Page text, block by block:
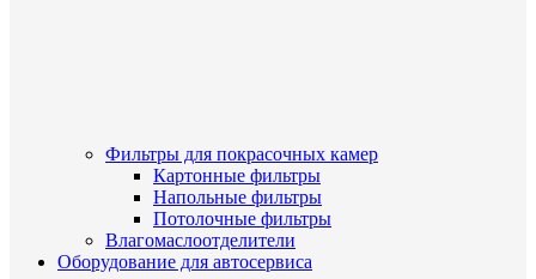
Фильтры для покрасочных камер
Картонные фильтры
Напольные фильтры
Потолочные фильтры
Влагомаслоотделители
Оборудование для автосервиса